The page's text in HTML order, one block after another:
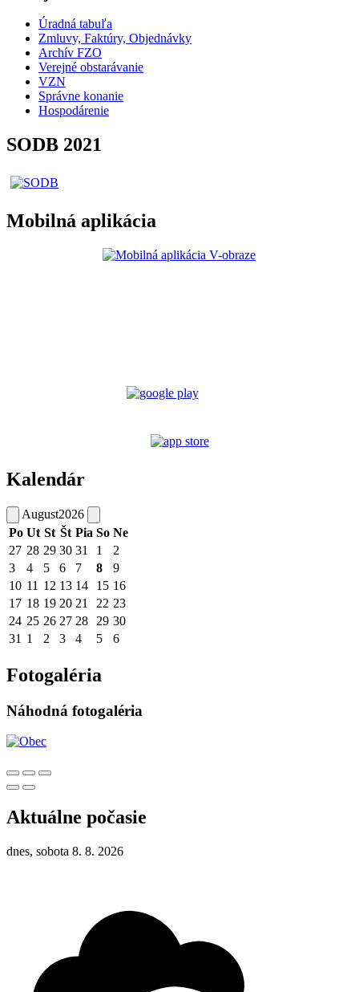
Úradná tabuľa
Zmluvy, Faktúry, Objednávky
Archív FZO
Verejné obstarávanie
VZN
Správne konanie
Hospodárenie
SODB 2021
Mobilná aplikácia
Kalendár
August2026
Po Ut St Št Pia So Ne
27 28 29 30 31 1
2
3
4 5 6 7 8
9
10 11 12 13 14 15 16
17 18 19 20 21 22 23
24 25 26 27 28 29 30
31 1 2 3 4 5 6
Fotogaléria
Náhodná fotogaléria
Aktuálne počasie
dnes, sobota 8. 8. 2026